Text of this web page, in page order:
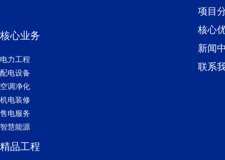
核心业务
电力工程
配电设备
空调净化
机电装修
售电服务
智慧能源
精品工程
项目
核心
新闻
联系